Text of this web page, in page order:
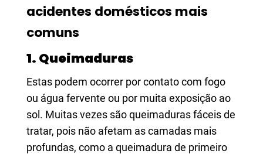
acidentes domésticos mais
comuns
1. Queimaduras
Estas podem ocorrer por contato com fogo
ou água fervente ou por muita exposição ao
sol. Muitas vezes são queimaduras fáceis de
tratar, pois não afetam as camadas mais
profundas, como a queimadura de primeiro